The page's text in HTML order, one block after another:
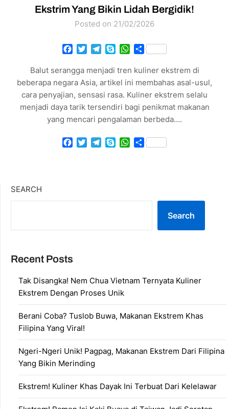
Ekstrim Yang Bikin Lidah Bergidik!
Posted on 21/02/2026
Facebook
TwitterTelegram
SkypeWhatsApp
Share
Balut serangga menjadi tren kuliner ekstrem di
beberapa negara Asia, artikel ini membahas asal-usul,
cara penyajian, sensasi rasa. Kuliner ekstrem selalu
menjadi daya tarik tersendiri bagi penikmat makanan
yang mencari pengalaman berbeda….
Facebook
TwitterTelegram
SkypeWhatsApp
Share
SEARCH
Search
Recent Posts
Tak Disangka! Nem Chua Vietnam Ternyata Kuliner
Ekstrem Dengan Proses Unik
Berani Coba? Tuslob Buwa, Makanan Ekstrem Khas
Filipina Yang Viral!
Ngeri-Ngeri Unik! Pagpag, Makanan Ekstrem Dari Filipina
Yang Bikin Merinding
Ekstrem! Kuliner Khas Dayak Ini Terbuat Dari Kelelawar